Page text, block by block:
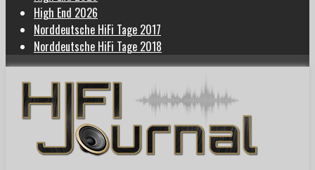
High End 2026
Norddeutsche HiFi Tage 2017
Norddeutsche HiFi Tage 2018